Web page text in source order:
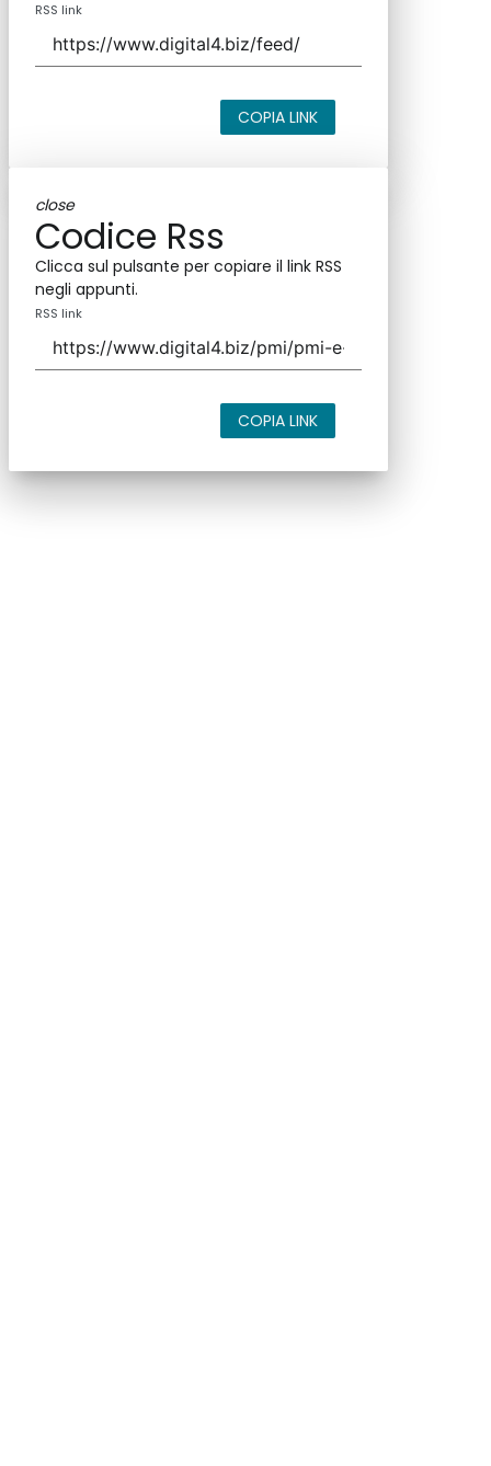
RSS link
COPIA LINK
close
Codice Rss
Clicca sul pulsante per copiare il link RSS
negli appunti.
RSS link
COPIA LINK